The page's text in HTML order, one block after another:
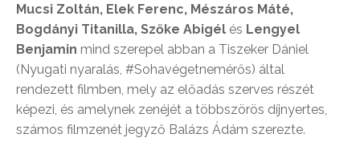
Mucsi Zoltán, Elek Ferenc, Mészáros Máté,
Bogdányi Titanilla, Szőke Abigél és Lengyel
Benjamin mind szerepel abban a Tiszeker Dániel
(Nyugati nyaralás, #Sohavégetnemérős) által
rendezett filmben, mely az előadás szerves részét
képezi, és amelynek zenéjét a többszörös díjnyertes,
számos filmzenét jegyző Balázs Ádám szerezte.